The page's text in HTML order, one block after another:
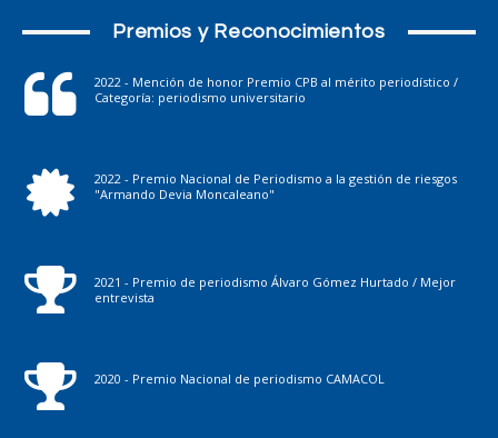
Premios y Reconocimientos
2022 - Mención de honor Premio CPB al mérito periodístico /
Categoría: periodismo universitario
2022 - Premio Nacional de Periodismo a la gestión de riesgos
"Armando Devia Moncaleano"
2021 - Premio de periodismo Álvaro Gómez Hurtado / Mejor
entrevista
2020 - Premio Nacional de periodismo CAMACOL